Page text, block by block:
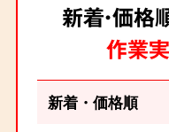
新着・価格
作業
新着・価格順